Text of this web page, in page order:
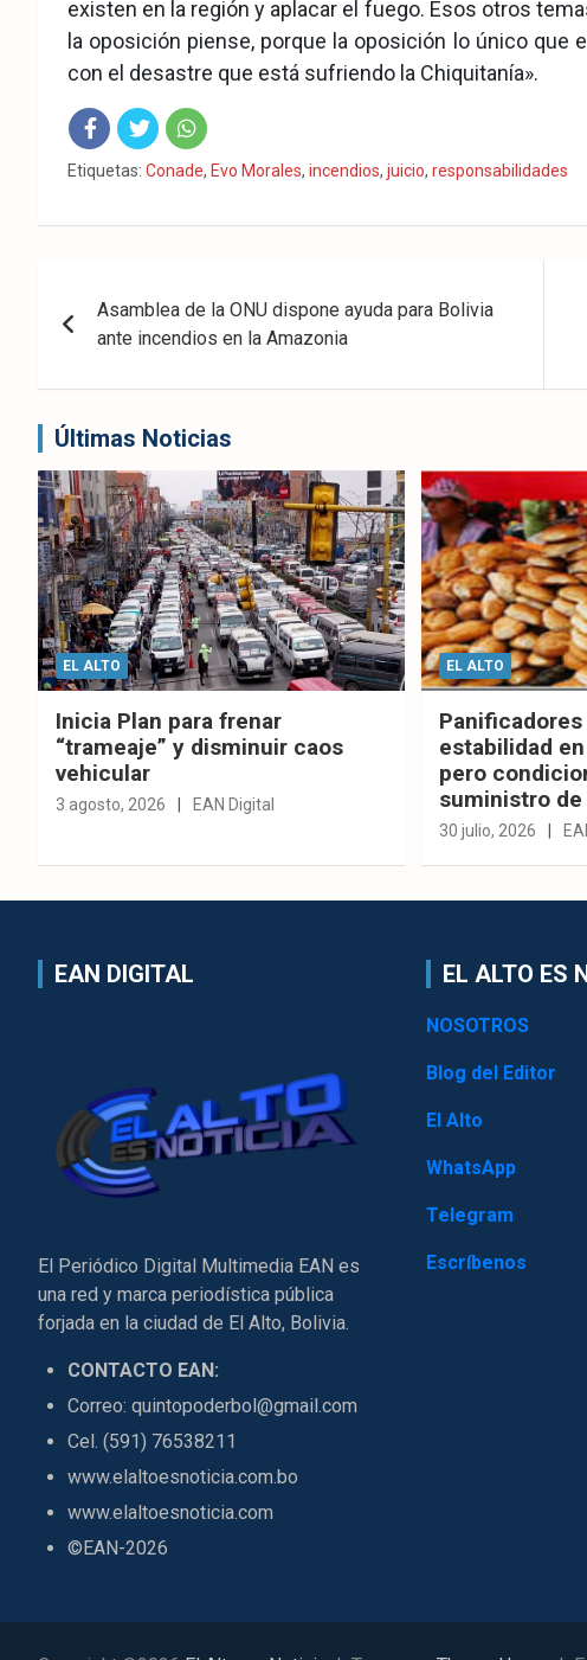
existen en la región y aplacar el fuego. Esos otros
la oposición piense, porque la oposición lo único
con el desastre que está sufriendo la Chiquitanía».
Fac Twit Wha
Etiquetas: Conade, Evo Morales, incendios, juicio, responsabilidades
de
Asamblea de la ONU dispone ayuda para Bolivia
ante incendios en la Amazonia
Últimas Noticias
EL ALTO
Inicia Plan para frenar
“trameaje” y disminuir caos
vehicular
3 agosto, 2026 EAN Digital
EL ALTO
estabilidad
pero
suministro de
30 julio, 2026
EAN DIGITAL
El Periódico Digital Multimedia EAN es
una red y marca periodística pública
forjada en la ciudad de El Alto, Bolivia.
CONTACTO EAN:
Correo: quintopoderbol@gmail.com
Cel. (591) 76538211
www.elaltoesnoticia.com.bo
www.elaltoesnoticia.com
©EAN-2026
EL ALTO ES
NOSOTROS
Blog del Editor
El Alto
WhatsApp
Telegram
Escríbenos